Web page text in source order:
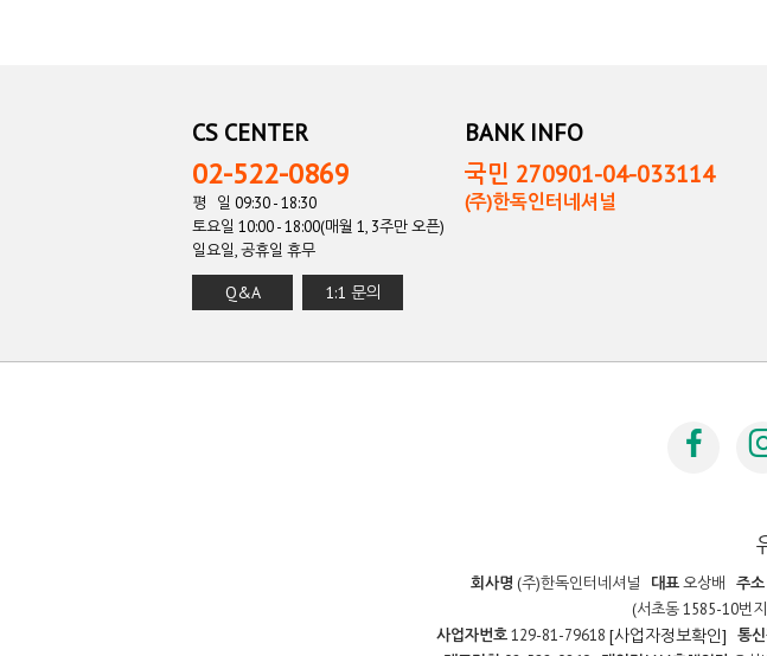
CS CENTER
02-522-0869
평 일 09:30 - 18:30
토요일 10:00 - 18:00(매월 1, 3주만 오픈)
일요일, 공휴일 휴무
Q&A 1:1 문의
BANK INFO
국민 270901-04-033114
(주)한독인터네셔널
회사명 (주)한독인터네셔널 대표오상배 주소
(서초동 1585-10번
사업자번호129-81-79618 [사업자정보확인] 통